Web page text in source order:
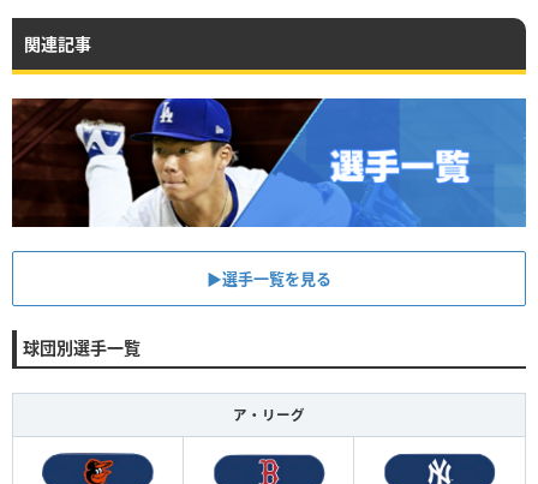
関連記事
▶︎選手一覧を見る
球団別選手一覧
ア・リーグ